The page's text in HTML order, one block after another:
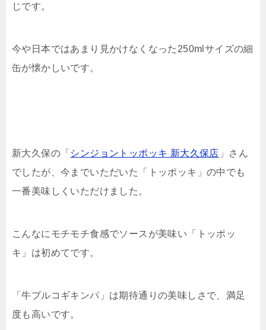
じです。
今や日本ではあまり見かけなくなった250mlサイズの細
缶が懐かしいです。
新大久保の「 シンジョントッポッキ 新大久保店 」さん
でしたが、今までいただいた「トッポッキ」の中でも
一番美味しくいただけました。
こんなにモチモチ食感でソースが美味い「トッポッ
キ」は初めてです。
「牛プルコギキンパ」は期待通りの美味しさで、満足
度も高いです。